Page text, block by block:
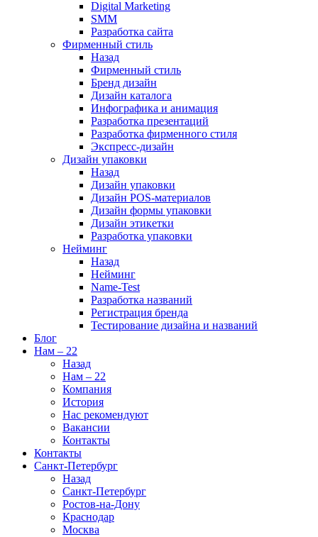
Digital Marketing
SMM
Разработка сайта
Фирменный стиль
Назад
Фирменный стиль
Бренд дизайн
Дизайн каталога
Инфографика и анимация
Разработка презентаций
Разработка фирменного стиля
Экспресс-дизайн
Дизайн упаковки
Назад
Дизайн упаковки
Дизайн POS-материалов
Дизайн формы упаковки
Дизайн этикетки
Разработка упаковки
Нейминг
Назад
Нейминг
Name-Test
Разработка названий
Регистрация бренда
Тестирование дизайна и названий
Блог
Нам – 22
Назад
Нам – 22
Компания
История
Нас рекомендуют
Вакансии
Контакты
Контакты
Санкт-Петербург
Назад
Санкт-Петербург
Ростов-на-Дону
Краснодар
Москва